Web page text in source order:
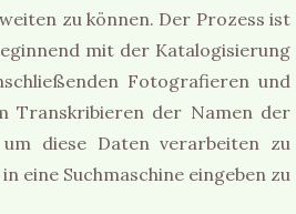
zu können. Der Prozess ist
mit der Katalogisierung
Fotografieren und
Transkribieren der Namen der
diese Daten verarbeiten zu
eine Suchmaschine eingeben zu